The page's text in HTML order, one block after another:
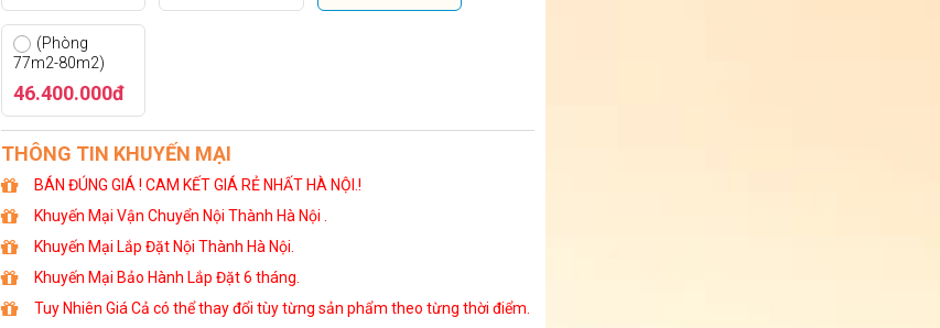
(Phòng
77m2-80m2)
46.400.000đ
THÔNG TIN KHUYẾN MẠI
BÁN ĐÚNG GIÁ ! CAM KẾT GIÁ RẺ NHẤT HÀ NỘI.!
Khuyến Mại Vận Chuyển Nội Thành Hà Nội .
Khuyến Mại Lắp Đặt Nội Thành Hà Nội.
Khuyến Mại Bảo Hành Lắp Đặt 6 tháng.
Tuy Nhiên Giá Cả có thể thay đổi tùy từng sản phẩm theo từng thời điểm.